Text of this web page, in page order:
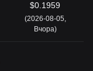
$0.1959
(2026-08-05,
Вчора)